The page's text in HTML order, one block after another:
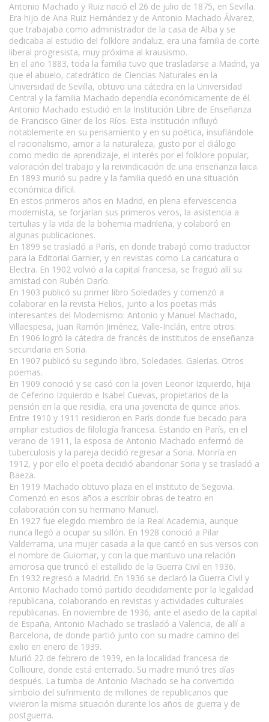
Antonio Machado y Ruiz nació el 26 de julio de 1875, en Sevilla.
Era hijo de Ana Ruiz Hernández y de Antonio Machado Álvarez,
que trabajaba como administrador de la casa de Alba y se
dedicaba al estudio del folklore andaluz, era una familia de corte
liberal progresista, muy próxima al krausismo.
En el año 1883, toda la familia tuvo que trasladarse a Madrid, ya
que el abuelo, catedrático de Ciencias Naturales en la
Universidad de Sevilla, obtuvo una cátedra en la Universidad
Central y la familia Machado dependía económicamente de él.
Antonio Machado estudió en la Institución Libre de Enseñanza
de Francisco Giner de los Ríos. Esta Institución influyó
notablemente en su pensamiento y en su poética, insuflándole
el racionalismo, amor a la naturaleza, gusto por el diálogo
como medio de aprendizaje, el interés por el folklore popular,
valoración del trabajo y la reivindicación de una enseñanza laica.
En 1893 murió su padre y la familia quedó en una situación
económica difícil.
En estos primeros años en Madrid, en plena efervescencia
modernista, se forjarían sus primeros veros, la asistencia a
tertulias y la vida de la bohemia madrileña, y colaboró en
algunas publicaciones.
En 1899 se trasladó a París, en donde trabajó como traductor
para la Editorial Garnier, y en revistas como La caricatura o
Electra. En 1902 volvió a la capital francesa, se fraguó allí su
amistad con Rubén Darío.
En 1903 publicó su primer libro Soledades y comenzó a
colaborar en la revista Helios, junto a los poetas más
interesantes del Modernismo: Antonio y Manuel Machado,
Villaespesa, Juan Ramón Jiménez, Valle-Inclán, entre otros.
En 1906 logró la cátedra de francés de institutos de enseñanza
secundaria en Soria.
En 1907 publicó su segundo libro, Soledades. Galerías. Otros
poemas.
En 1909 conoció y se casó con la joven Leonor Izquierdo, hija
de Ceferino Izquierdo e Isabel Cuevas, propietarios de la
pensión en la que residía, era una jovencita de quince años.
Entre 1910 y 1911 residieron en París donde fue becado para
ampliar estudios de filología francesa. Estando en París, en el
verano de 1911, la esposa de Antonio Machado enfermó de
tuberculosis y la pareja decidió regresar a Soria. Moriría en
1912, y por ello el poeta decidió abandonar Soria y se trasladó a
Baeza.
En 1919 Machado obtuvo plaza en el instituto de Segovia.
Comenzó en esos años a escribir obras de teatro en
colaboración con su hermano Manuel.
En 1927 fue elegido miembro de la Real Academia, aunque
nunca llegó a ocupar su sillón. En 1928 conoció a Pilar
Valderrama, una mujer casada a la que cantó en sus versos con
el nombre de Guiomar, y con la que mantuvo una relación
amorosa que truncó el estallido de la Guerra Civil en 1936.
En 1932 regresó a Madrid. En 1936 se declaró la Guerra Civil y
Antonio Machado tomó partido decididamente por la legalidad
republicana, colaborando en revistas y actividades culturales
republicanas. En noviembre de 1936, ante el asedio de la capital
de España, Antonio Machado se trasladó a Valencia, de allí a
Barcelona, de donde partió junto con su madre camino del
exilio en enero de 1939.
Murió 22 de febrero de 1939, en la localidad francesa de
Collioure, donde está enterrado. Su madre murió tres días
después. La tumba de Antonio Machado se ha convertido
símbolo del sufrimiento de millones de republicanos que
vivieron la misma situación durante los años de guerra y de
postguerra.